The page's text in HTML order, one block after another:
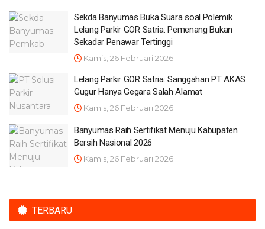
Sekda Banyumas Buka Suara soal Polemik
Lelang Parkir GOR Satria: Pemenang Bukan
Sekadar Penawar Tertinggi
Kamis, 26 Februari 2026
Lelang Parkir GOR Satria: Sanggahan PT AKAS
Gugur Hanya Gegara Salah Alamat
Kamis, 26 Februari 2026
Banyumas Raih Sertifikat Menuju Kabupaten
Bersih Nasional 2026
Kamis, 26 Februari 2026
TERBARU